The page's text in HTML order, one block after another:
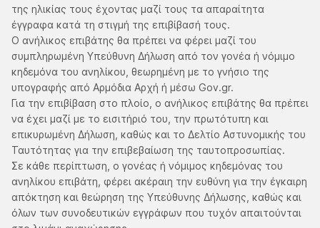
της ηλικίας τους έχοντας μαζί τους τα απαραίτητα
έγγραφα κατά τη στιγμή της επιβίβασή τους.
Ο ανήλικος επιβάτης θα πρέπει να φέρει μαζί του
συμπληρωμένη Υπεύθυνη Δήλωση από τον γονέα ή νόμιμο
κηδεμόνα του ανηλίκου, θεωρημένη με το γνήσιο της
υπογραφής από Αρμόδια Αρχή ή μέσω Gov.gr.
Για την επιβίβαση στο πλοίο, ο ανήλικος επιβάτης θα πρέπει
να έχει μαζί με το εισιτήριό του, την πρωτότυπη και
επικυρωμένη Δήλωση, καθώς και το Δελτίο Αστυνομικής του
Ταυτότητας για την επιβεβαίωση της ταυτοπροσωπίας.
Σε κάθε περίπτωση, ο γονέας ή νόμιμος κηδεμόνας του
ανηλίκου επιβάτη, φέρει ακέραιη την ευθύνη για την έγκαιρη
απόκτηση και θεώρηση της Υπεύθυνης Δήλωσης, καθώς και
όλων των συνοδευτικών εγγράφων που τυχόν απαιτούνται